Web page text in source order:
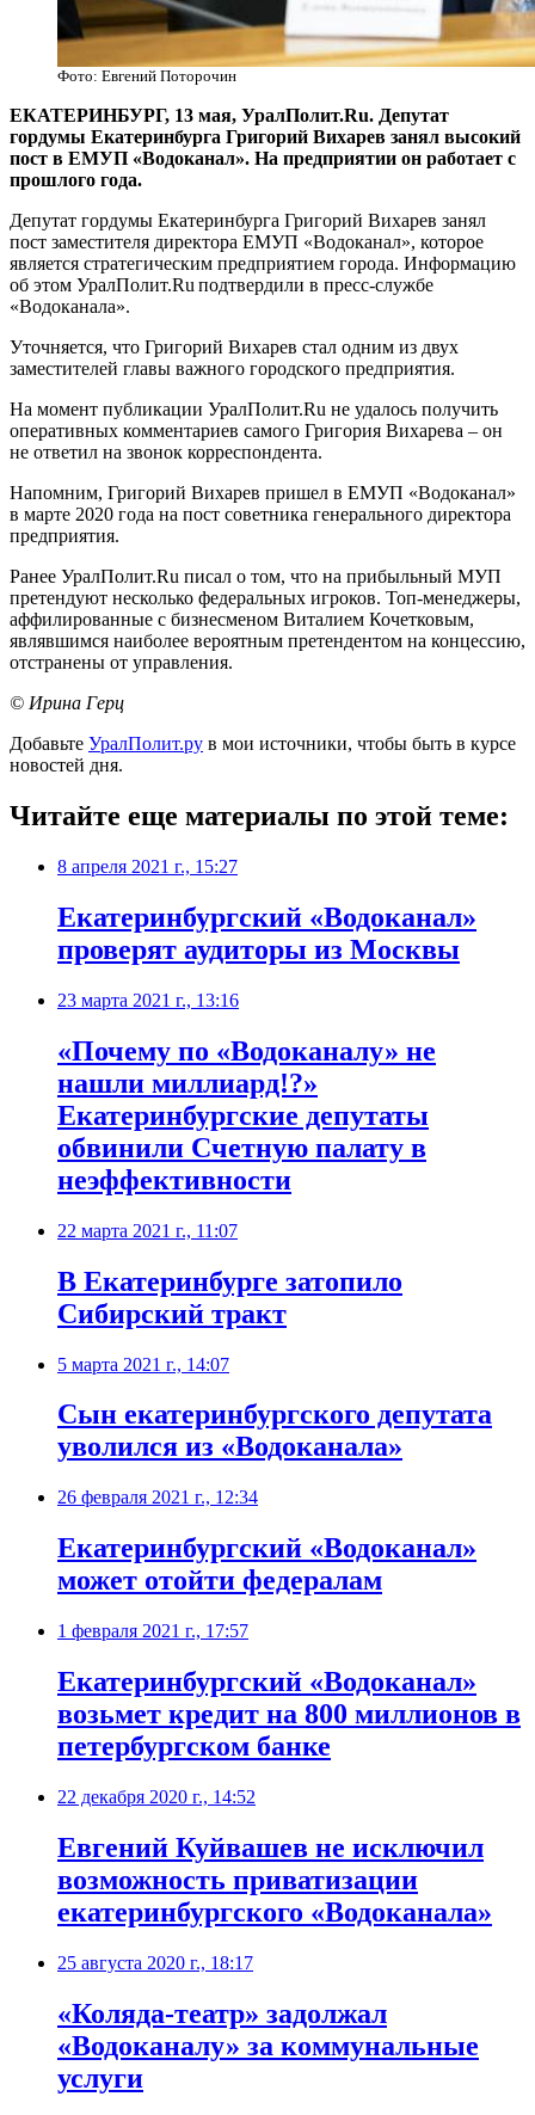
Фото: Евгений Поторочин
​ЕКАТЕРИНБУРГ, 13 мая, УралПолит.Ru. Депутат
гордумы Екатеринбурга Григорий Вихарев занял высокий
пост в ЕМУП «Водоканал». На предприятии он работает с
прошлого года.
Депутат гордумы Екатеринбурга Григорий Вихарев занял
пост заместителя директора ЕМУП «Водоканал», которое
является стратегическим предприятием города. Информацию
об этом УралПолит.Ru подтвердили в пресс-службе
«Водоканала».
Уточняется, что Григорий Вихарев стал одним из двух
заместителей главы важного городского предприятия.
На момент публикации УралПолит.Ru не удалось получить
оперативных комментариев самого Григория Вихарева – он
не ответил на звонок корреспондента.
Напомним, Григорий Вихарев пришел в ЕМУП «Водоканал»
в марте 2020 года на пост советника генерального директора
предприятия.
Ранее УралПолит.Ru писал о том, что на прибыльный МУП
претендуют несколько федеральных игроков. Топ-менеджеры,
аффилированные с бизнесменом Виталием Кочетковым,
являвшимся наиболее вероятным претендентом на концессию,
отстранены от управления.
© Ирина Герц
Добавьте УралПолит.ру в мои источники, чтобы быть в курсе
новостей дня.
Читайте еще материалы по этой теме:
8 апреля 2021 г., 15:27
​Екатеринбургский «Водоканал»
проверят аудиторы из Москвы
23 марта 2021 г., 13:16
«Почему по «Водоканалу» не
нашли миллиард!?»
Екатеринбургские депутаты
обвинили Счетную палату в
неэффективности
22 марта 2021 г., 11:07
В Екатеринбурге затопило
Сибирский тракт
5 марта 2021 г., 14:07
Сын екатеринбургского депутата
уволился из «Водоканала»
26 февраля 2021 г., 12:34
Екатеринбургский «Водоканал»
может отойти федералам
1 февраля 2021 г., 17:57
Екатеринбургский «Водоканал»
возьмет кредит на 800 миллионов в
петербургском банке
22 декабря 2020 г., 14:52
Евгений Куйвашев не исключил
возможность приватизации
екатеринбургского «Водоканала»
25 августа 2020 г., 18:17
«Коляда-театр» задолжал
«Водоканалу» за коммунальные
услуги